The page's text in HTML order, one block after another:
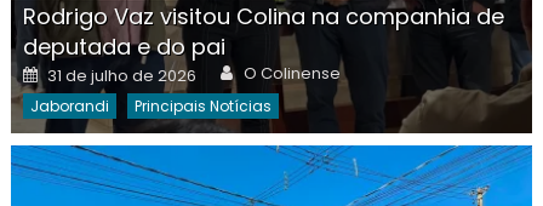
Rodrigo Vaz visitou Colina na companhia de
deputada e do pai
Posted
on
31 de julho de 2026 Author
O Colinense
Jaborandi Principais Notícias